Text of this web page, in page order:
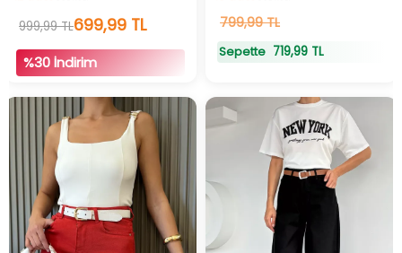
12 adetstokta
999,99 TL699,99 TL
%30 İndirim
10adetstokta
799,99 TL
Sepette 719,99 TL